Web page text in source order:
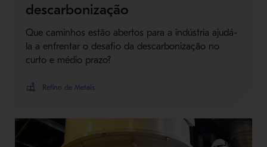
descarbonização
Que caminhos estão abertos para a indústria ajudá-
la a enfrentar o desafio da descarbonização no
curto e médio prazo?
Refino de Metais